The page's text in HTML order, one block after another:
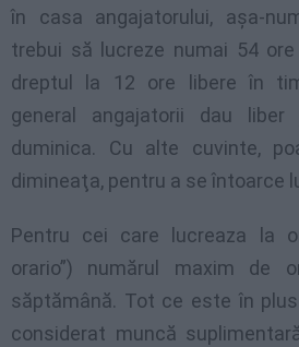
în casa angajatorului, aşa-
trebui să lucreze numai 54
dreptul la 12 ore libere în
general angajatorii dau
duminica. Cu alte cuvinte,
dimineaţa, pentru a se întoarce
Pentru cei care lucreaza la
orario”) numărul maxim de
săptămână. Tot ce este în
considerat muncă